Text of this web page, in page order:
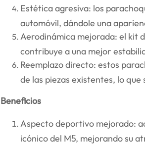
Estética agresiva: los
automóvil, dándole una
Aerodinámica mejorada: el kit
contribuye a una mejor
Reemplazo directo: estos
de las piezas existentes, lo que
Beneficios
Aspecto deportivo mejorado:
icónico del M5, mejorando su